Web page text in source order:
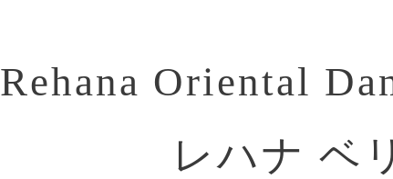
Rehana Oriental
レハナ ベ